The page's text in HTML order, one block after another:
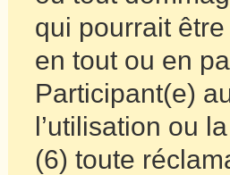
qui pourrait
en tout ou en
Participant(e)
l’utilisation ou
(6) toute